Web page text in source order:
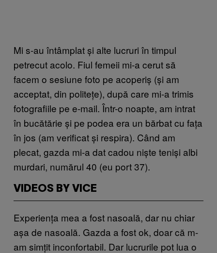
Mi s-au întâmplat și alte lucruri în timpul
petrecut acolo. Fiul femeii mi-a cerut să
facem o sesiune foto pe acoperiș (și am
acceptat, din politețe), după care mi-a trimis
fotografiile pe e-mail. Într-o noapte, am intrat
în bucătărie și pe podea era un bărbat cu fața
în jos (am verificat și respira). Când am
plecat, gazda mi-a dat cadou niște teniși albi
murdari, numărul 40 (eu port 37).
VIDEOS BY VICE
Experiența mea a fost nasoală, dar nu chiar
așa de nasoală. Gazda a fost ok, doar că m-
am simțit inconfortabil. Dar lucrurile pot lua o